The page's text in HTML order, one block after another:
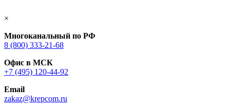
×
Многоканальный по РФ
8 (800) 333‑21-68
Офис в МСК
+7 (495) 120-44-92
Email
zakaz@krepcom.ru